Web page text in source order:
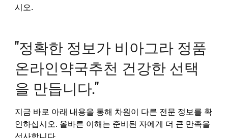
시오.
"정확한 정보가 비아그라 정품
온라인약국추천 건강한 선택
을 만듭니다."
지금 바로 아래 내용을 통해 차원이 다른 전문 정보를 확
인하십시오. 올바른 이해는 준비된 자에게 더 큰 만족을
선사합니다.